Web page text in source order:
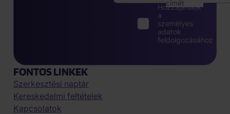
címét
Hozzájárulok
a
személyes
adatok
feldolgozásához
FONTOS LINKEK
Szerkesztési naptár
Kereskedelmi feltételek
Kapcsolatok